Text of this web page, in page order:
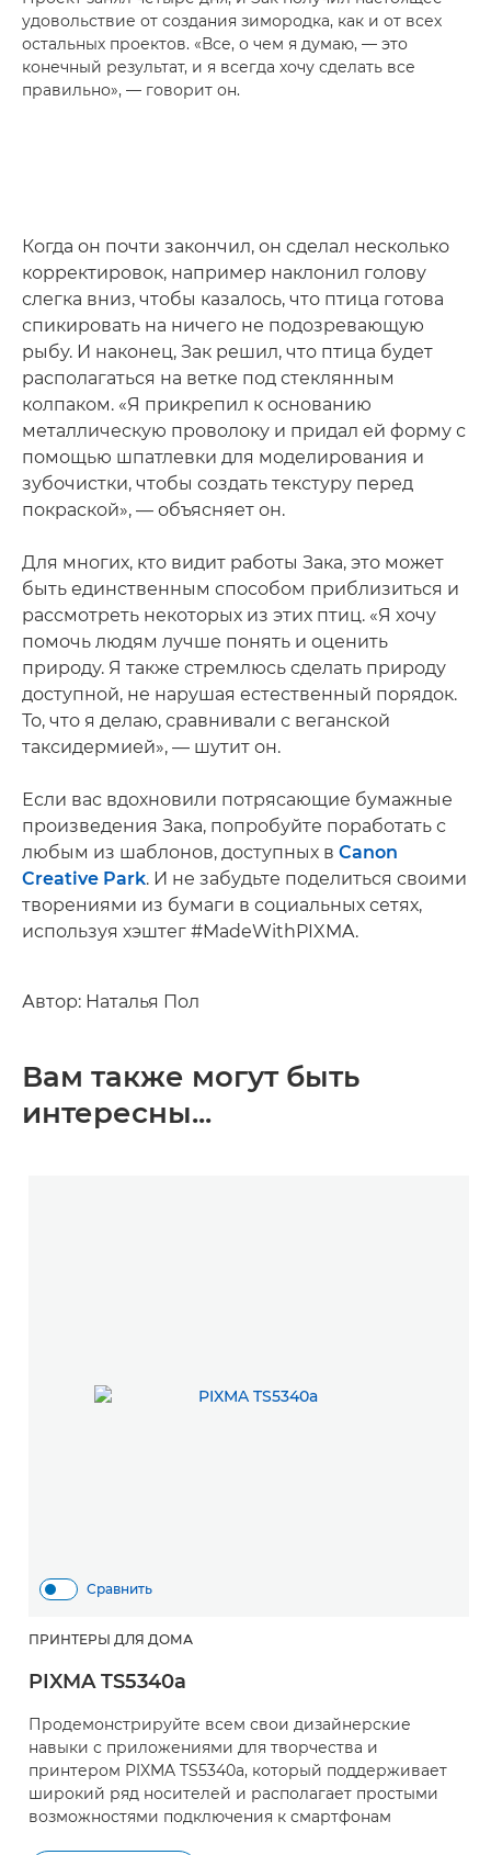
удовольствие от создания зимородка, как и от всех
остальных проектов. «Все, о чем я думаю, — это
конечный результат, и я всегда хочу сделать все
правильно», — говорит он.
Когда он почти закончил, он сделал несколько
корректировок, например наклонил голову
слегка вниз, чтобы казалось, что птица готова
спикировать на ничего не подозревающую
рыбу. И наконец, Зак решил, что птица будет
располагаться на ветке под стеклянным
колпаком. «Я прикрепил к основанию
металлическую проволоку и придал ей форму с
помощью шпатлевки для моделирования и
зубочистки, чтобы создать текстуру перед
покраской», — объясняет он.
Для многих, кто видит работы Зака, это может
быть единственным способом приблизиться и
рассмотреть некоторых из этих птиц. «Я хочу
помочь людям лучше понять и оценить
природу. Я также стремлюсь сделать природу
доступной, не нарушая естественный порядок.
То, что я делаю, сравнивали с веганской
таксидермией», — шутит он.
Если вас вдохновили потрясающие бумажные
произведения Зака, попробуйте поработать с
любым из шаблонов, доступных в Canon
Creative Park. И не забудьте поделиться своими
творениями из бумаги в социальных сетях,
используя хэштег #MadeWithPIXMA.
Автор: Наталья Пол
Вам также могут быть
интересны...
Сравнить
ПРИНТЕРЫ ДЛЯ ДОМА
PIXMA TS5340a
Продемонстрируйте всем свои дизайнерские
навыки с приложениями для творчества и
принтером PIXMA TS5340a, который поддерживает
широкий ряд носителей и располагает простыми
возможностями подключения к смартфонам